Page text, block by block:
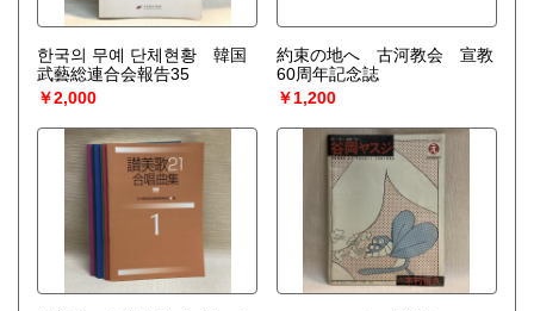
한국의 무예 단체현황 韓国
武藝総連合会報告35
￥2,000
約束の地へ 古河教会 宣教
60周年記念誌
￥1,200